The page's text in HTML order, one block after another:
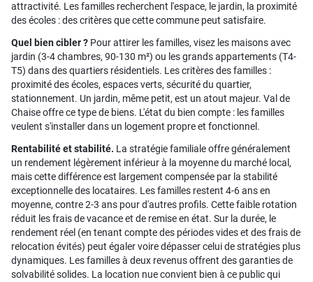
attractivité. Les familles recherchent l'espace, le jardin, la proximité
des écoles : des critères que cette commune peut satisfaire.
Quel bien cibler ? Pour attirer les familles, visez les maisons avec
jardin (3-4 chambres, 90-130 m²) ou les grands appartements (T4-
T5) dans des quartiers résidentiels. Les critères des familles :
proximité des écoles, espaces verts, sécurité du quartier,
stationnement. Un jardin, même petit, est un atout majeur. Val de
Chaise offre ce type de biens. L'état du bien compte : les familles
veulent s'installer dans un logement propre et fonctionnel.
Rentabilité et stabilité. La stratégie familiale offre généralement
un rendement légèrement inférieur à la moyenne du marché local,
mais cette différence est largement compensée par la stabilité
exceptionnelle des locataires. Les familles restent 4-6 ans en
moyenne, contre 2-3 ans pour d'autres profils. Cette faible rotation
réduit les frais de vacance et de remise en état. Sur la durée, le
rendement réel (en tenant compte des périodes vides et des frais de
relocation évités) peut égaler voire dépasser celui de stratégies plus
dynamiques. Les familles à deux revenus offrent des garanties de
solvabilité solides. La location nue convient bien à ce public qui